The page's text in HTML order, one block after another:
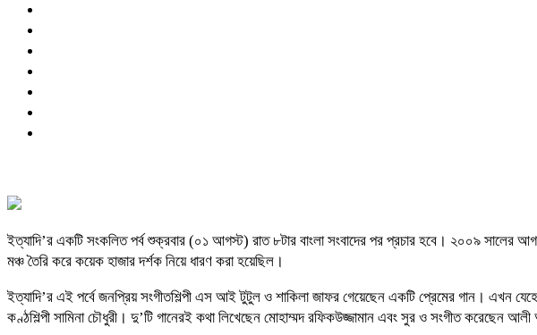
ইত্যাদি’র একটি সংকলিত পর্ব শুক্রবার (০১ আগস্ট) রাত ৮টার বাংলা সংবাদের পর প্রচার হবে। ২০০৯ সালের
মঞ্চ তৈরি করে কয়েক হাজার দর্শক নিয়ে ধারণ করা হয়েছিল।
ইত্যাদি’র এই পর্বে জনপ্রিয় সংগীতশিল্পী এস আই টুটুল ও শাকিলা জাফর গেয়েছেন একটি প্রেমের গান। এখন যেহেতু
কণ্ঠশিল্পী সামিনা চৌধুরী। দু’টি গানেরই কথা লিখেছেন মোহাম্মদ রফিকউজ্জামান এবং সুর ও সংগীত করেছেন